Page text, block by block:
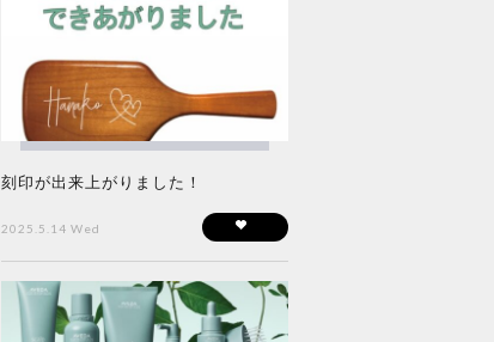
刻印が出来上がりました！
2025.5.14 Wed